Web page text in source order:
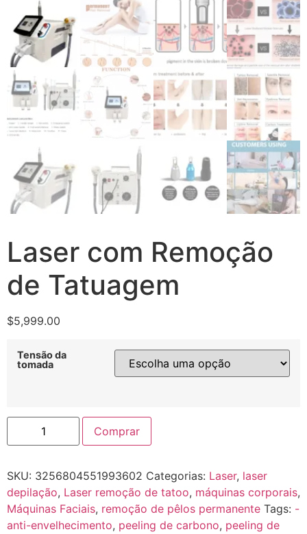
Laser com Remoção
de Tatuagem
$5,999.00
Tensão da
tomada
Comprar
SKU: 3256804551993602 Categorias: Laser, laser
depilação, Laser remoção de tatoo, máquinas corporais,
Máquinas Faciais, remoção de pêlos permanente Tags: -
anti-envelhecimento, peeling de carbono, peeling de